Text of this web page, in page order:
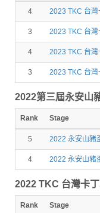
4 2023 TKC 台
3 2023 TKC 台
4 2023 TKC 台
3 2023 TKC 台
2022第三屆永安山
Rank Stage
5 2022 永安山豬
4 2022 永安山豬
2022 TKC 台灣卡
Rank Stage